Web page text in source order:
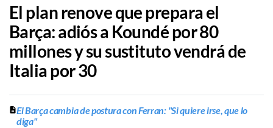
El plan renove que prepara el
Barça: adiós a Koundé por 80
millones y su sustituto vendrá de
Italia por 30
El Barça cambia de postura con Ferran: "Si quiere irse, que lo
diga"